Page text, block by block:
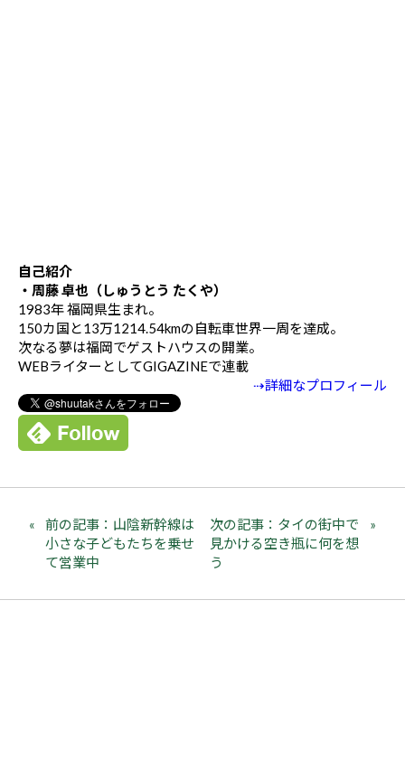
自己紹介
・周藤 卓也（しゅうとう たくや）
1983年 福岡県生まれ。
150カ国と13万1214.54kmの自転車世界一周を達成。
次なる夢は福岡でゲストハウスの開業。
WEBライターとしてGIGAZINEで連載
⇢詳細なプロフィール
前の記事：山陰新幹線は
小さな子どもたちを乗せ
て営業中
次の記事：タイの街中で
見かける空き瓶に何を想
う